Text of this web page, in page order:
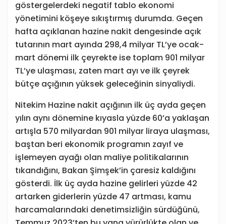
göstergelerdeki negatif tablo ekonomi
yönetimini köşeye sıkıştırmış durumda. Geçen
hafta açıklanan hazine nakit dengesinde açık
tutarının mart ayında 298,4 milyar TL’ye ocak-
mart dönemi ilk çeyrekte ise toplam 901 milyar
TL’ye ulaşması, zaten mart ayı ve ilk çeyrek
bütçe açığının yüksek geleceğinin sinyaliydi.
Nitekim Hazine nakit açığının ilk üç ayda geçen
yılın aynı dönemine kıyasla yüzde 60’a yaklaşan
artışla 570 milyardan 901 milyar liraya ulaşması,
baştan beri ekonomik programın zayıf ve
işlemeyen ayağı olan maliye politikalarının
tıkandığını, Bakan Şimşek’in çaresiz kaldığını
gösterdi. İlk üç ayda hazine gelirleri yüzde 42
artarken giderlerin yüzde 47 artması, kamu
harcamalarındaki denetimsizliğin sürdüğünü,